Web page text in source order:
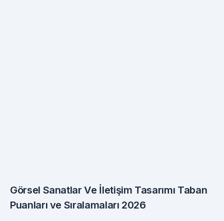
Görsel Sanatlar Ve İletişim Tasarımı Taban
Puanları ve Sıralamaları 2026